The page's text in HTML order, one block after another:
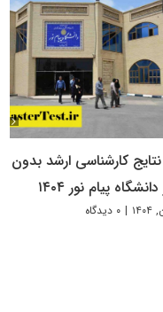
نتایج کارشناسی ارشد بدون
پیام نور ۱۴۰۴
| ۰ دیدگاه